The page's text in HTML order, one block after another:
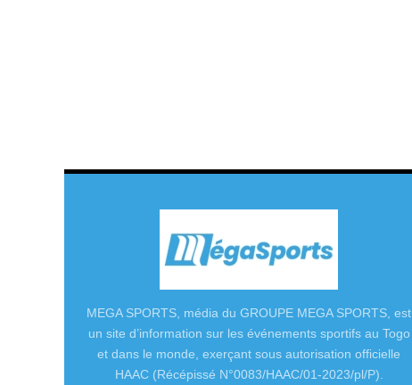
MEGA SPORTS, média du GROUPE MEGA SPORTS, est
un site d’information sur les événements sportifs au Togo
et dans le monde, exerçant sous autorisation officielle
HAAC (Récépissé N°0083/HAAC/01-2023/pl/P).